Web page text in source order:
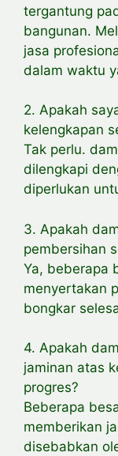
tergantung
bangunan.
jasa
dalam waktu
2. Apakah
kelengkapan
Tak perlu.
dilengkapi
diperlukan
3. Apakah
pembersihan
Ya, beberapa
menyertakan
bongkar
4. Apakah
jaminan atas
progres?
Beberapa
memberikan
disebabkan